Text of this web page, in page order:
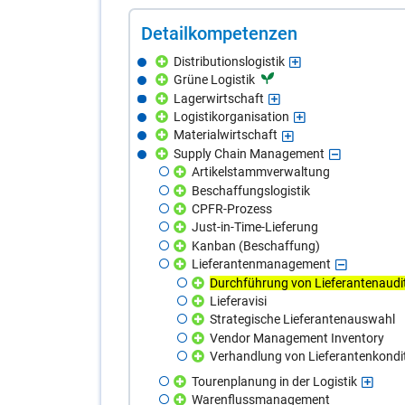
De­tail­kom­pe­ten­zen
Distributionslogistik
Grüne Logistik
Lagerwirtschaft
Logistikorganisation
Materialwirtschaft
Supply Chain Management
Artikelstammverwaltung
Beschaffungslogistik
CPFR-Prozess
Just-in-Time-Lieferung
Kanban (Beschaffung)
Lieferantenmanagement
Durchführung von
Lieferavisi
Strategische Lieferantenauswahl
Vendor Management Inventory
Verhandlung von
Tourenplanung in der Logistik
Warenflussmanagement